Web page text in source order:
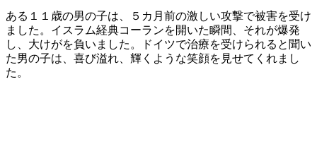
ある１１歳の男の子は、５カ月前の激しい攻撃で被害を受け
ました。イスラム経典コーランを開いた瞬間、それが爆発
し、大けがを負いました。ドイツで治療を受けられると聞い
た男の子は、喜び溢れ、輝くような笑顔を見せてくれまし
た。